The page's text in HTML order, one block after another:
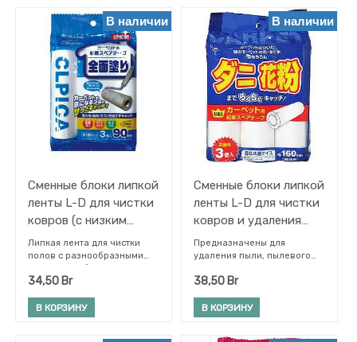
животных
ФИЛЬТРЫ
Бренд
В наличии
Сменные блоки липкой
ленты L-D для чистки
ковров (с низким
ворсом) 3 рулона * 90
листов
Липкая лента для чистки
полов с разнообразными
линолеум, виниловая
наливных полов, татами
(соломенных матов), ковров
34,50 Br
В КОРЗИНУ
В наличии
Сменные блоки липкой
ленты L-D для чистки
ковров и удаления
пылевого клеща, (160
мм х 90 листов) * 3
рулона
Предназначены для
удаления пыли, пылевого
обшивки мягкой мебели,
эффективно удаляет шерсть
животных, волосы, нитки,
38,50Br
В КОРЗИНУ